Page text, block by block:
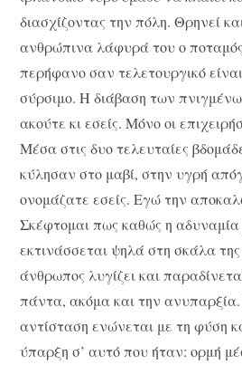
διασχίζοντας την πόλη. Θρηνεί
ανθρώπινα λάφυρά του ο
περήφανο σαν τελετουργικό
σύρσιμο. Η διάβαση των
ακούτε κι εσείς. Μόνο οι
Μέσα στις δυο τελευταίες
κύλησαν στο μαβί, στην υγρή
ονομάζατε εσείς. Εγώ την
Σκέφτομαι πως καθώς η αδυναμία
εκτινάσσεται ψηλά στη σκάλα
άνθρωπος λυγίζει και
πάντα, ακόμα και την
αντίσταση ενώνεται με τη φύση
ύπαρξη σ’ αυτό που ήταν: ορμή